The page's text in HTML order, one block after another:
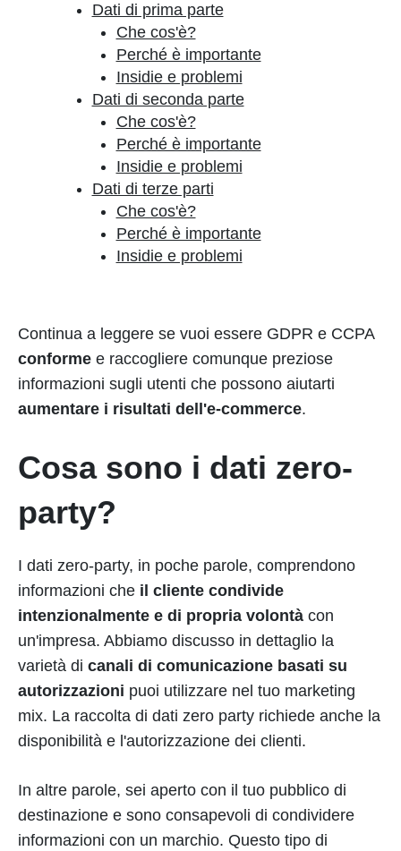
Dati di prima parte
Che cos'è?
Perché è importante
Insidie e problemi
Dati di seconda parte
Che cos'è?
Perché è importante
Insidie e problemi
Dati di terze parti
Che cos'è?
Perché è importante
Insidie e problemi
Continua a leggere se vuoi essere GDPR e CCPA
conforme e raccogliere comunque preziose
informazioni sugli utenti che possono aiutarti
aumentare i risultati dell'e-commerce.
Cosa sono i dati zero-
party?
I dati zero-party, in poche parole, comprendono
informazioni che il cliente condivide
intenzionalmente e di propria volontà con
un'impresa. Abbiamo discusso in dettaglio la
varietà di canali di comunicazione basati su
autorizzazioni puoi utilizzare nel tuo marketing
mix. La raccolta di dati zero party richiede anche la
disponibilità e l'autorizzazione dei clienti.
In altre parole, sei aperto con il tuo pubblico di
destinazione e sono consapevoli di condividere
informazioni con un marchio. Questo tipo di